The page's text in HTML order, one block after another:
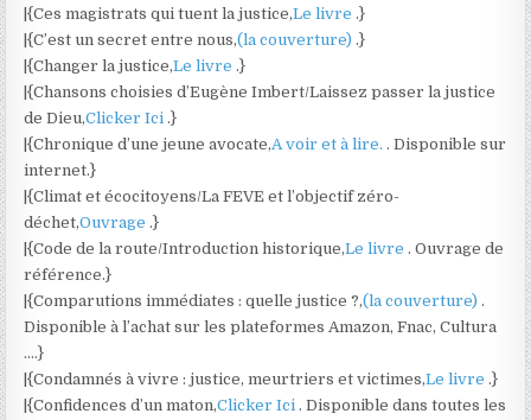
|{Ces magistrats qui tuent la justice,Le livre.}
|{C’est un secret entre nous,(la couverture).}
|{Changer la justice,Le livre.}
|{Chansons choisies d’Eugène Imbert/Laissez passer la justice
de Dieu,Clicker Ici.}
|{Chronique d’une jeune avocate,A voir et à lire.. Disponible sur
internet.}
|{Climat et écocitoyens/La FEVE et l’objectif zéro-
déchet,Ouvrage.}
|{Code de la route/Introduction historique,Le livre. Ouvrage de
référence.}
|{Comparutions immédiates : quelle justice ?,(la couverture).
Disponible à l’achat sur les plateformes Amazon, Fnac, Cultura
….}
|{Condamnés à vivre : justice, meurtriers et victimes,Le livre.}
|{Confidences d’un maton,Clicker Ici. Disponible dans toutes les